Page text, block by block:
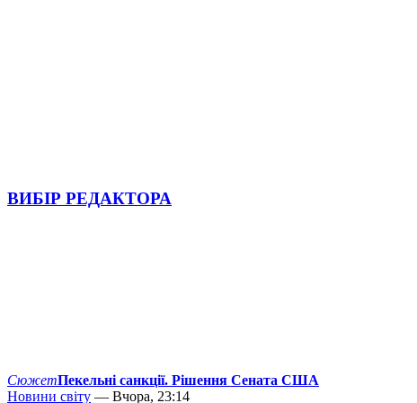
ВИБІР РЕДАКТОРА
СюжетПекельні санкції. Рішення Сената США
Новини світу — Вчора, 23:14